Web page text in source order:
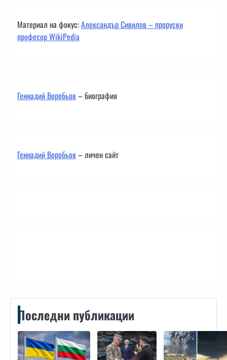
Материал на фокус:Александър Сивилов – проруски
професор WikiPedia
Геннадий Воробьов– биография
Геннадий Воробьов– личен сайт
Последни публикации